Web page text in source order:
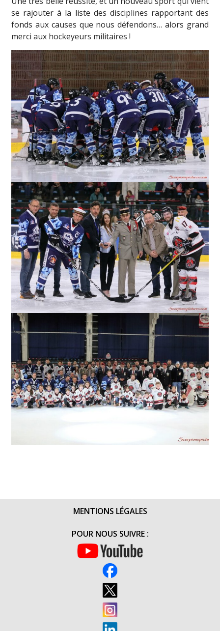
se rajouter à la liste des disciplines rapportant des
fonds aux causes que nous défendons… alors grand
merci aux hockeyeurs militaires !
MENTIONS LÉGALES
POUR NOUS SUIVRE :